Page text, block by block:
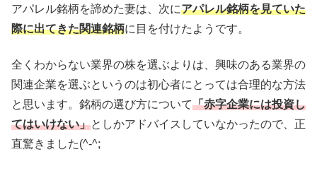
アパレル銘柄を諦めた妻は、次にアパレル銘柄を見ていた
際に出てきた関連銘柄に目を付けたようです。
全くわからない業界の株を選ぶよりは、興味のある業界の
関連企業を選ぶというのは初心者にとっては合理的な方法
と思います。銘柄の選び方について「赤字企業には投資し
てはいけない」としかアドバイスしていなかったので、正
直驚きました(^-^;